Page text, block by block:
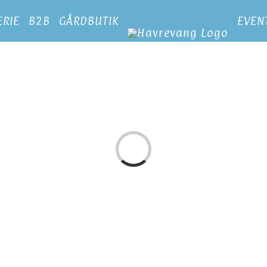
B2B GÅRDBUTIK
Loading...